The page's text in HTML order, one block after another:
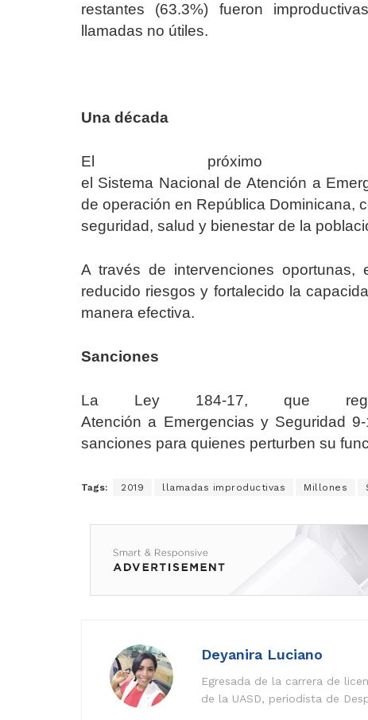
restantes (63.3%) fueron
llamadas no útiles.
Una década
El próximo
el Sistema Nacional de Atención a
de operación en República Dominicana,
seguridad, salud y bienestar de la
A través de intervenciones
reducido riesgos y fortalecido la
manera efectiva.
Sanciones
La Ley 184-17, que
Atención a Emergencias y Seguridad
sanciones para quienes perturben su
Tags: 2019 llamadas improductivas Millones
Deyanira Luciano
Egresada de la carrera de
de la UASD, periodista de